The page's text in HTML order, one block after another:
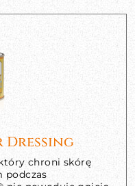
Dressing
chroni skórę
podczas